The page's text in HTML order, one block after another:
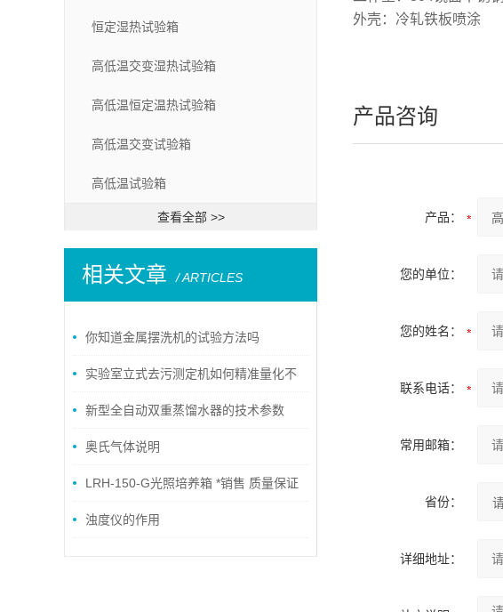
恒定湿热试验箱
高低温交变湿热试验箱
高低温恒定温热试验箱
高低温交变试验箱
高低温试验箱
查看全部 >>
相关文章 / ARTICLES
你知道金属摆洗机的试验方法吗
实验室立式去污测定机如何精准量化不
同产品的实际去污性能？
新型全自动双重蒸馏水器的技术参数
奥氏气体说明
LRH-150-G光照培养箱 *销售 质量保证
浊度仪的作用
外壳：冷轧铁板喷涂
产品咨询
产品：
您的单位：
您的姓名：
联系电话：
常用邮箱：
省份：
详细地址：